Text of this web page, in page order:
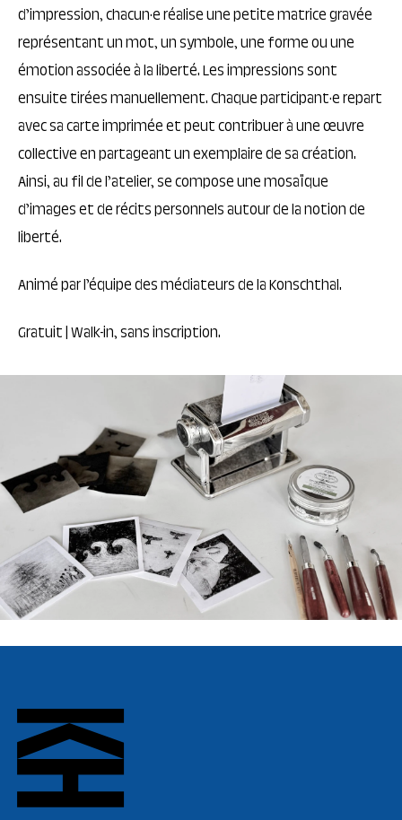
d’impression, chacun·e réalise une petite matrice gravée
représentant un mot, un symbole, une forme ou une
émotion associée à la liberté. Les impressions sont
ensuite tirées manuellement. Chaque participant·e repart
avec sa carte imprimée et peut contribuer à une œuvre
collective en partageant un exemplaire de sa création.
Ainsi, au fil de l’atelier, se compose une mosaïque
d’images et de récits personnels autour de la notion de
liberté.
Animé par l’équipe des médiateurs de la Konschthal.
Gratuit | Walk-in, sans inscription.